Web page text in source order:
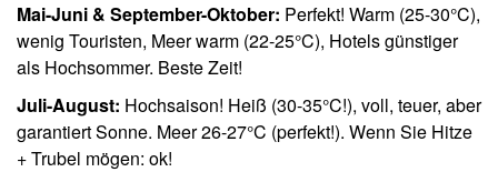
Mai-Juni & September-Oktober: Perfekt! Warm (25-30°C),
wenig Touristen, Meer warm (22-25°C), Hotels günstiger
als Hochsommer. Beste Zeit!
Juli-August: Hochsaison! Heiß (30-35°C!), voll, teuer, aber
garantiert Sonne. Meer 26-27°C (perfekt!). Wenn Sie Hitze
+ Trubel mögen: ok!